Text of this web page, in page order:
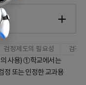
검정제도의 필요성
검정
사용) ①학교에서는
정 또는 인정한 교과용